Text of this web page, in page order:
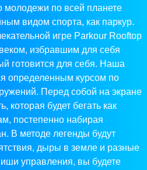
молодежи по всей планете
видом спорта, как паркур.
игре Parkour Rooftop
избравшим для себя
готовится для себя. Наша
определенным курсом по
Перед собой на экране
которая будет бегать как
постепенно набирая
В методе легенды будут
дыры в земле и разные
управления, вы будете